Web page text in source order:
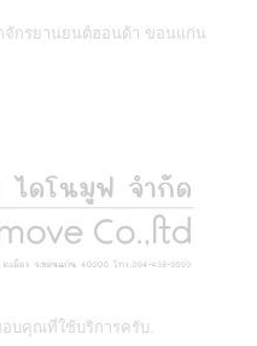
จักรยานยนต์ฮอนด้า ขอนแก่น
บคุณที่ใช้บริการครับ.